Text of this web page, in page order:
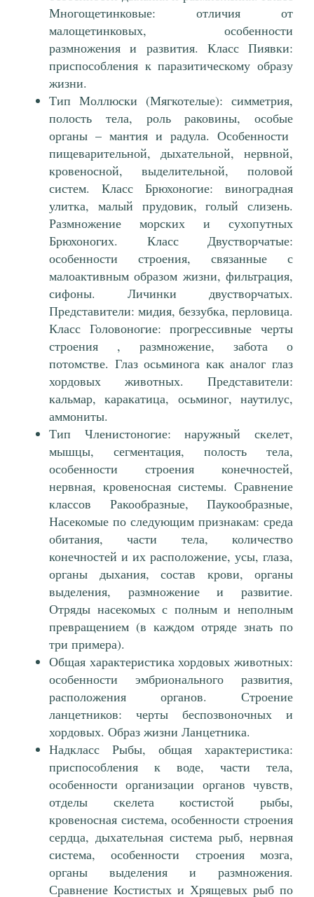
Многощетинковые: отличия от
малощетинковых, особенности
размножения и развития. Класс Пиявки:
приспособления к паразитическому образу
жизни.
Тип Моллюски (Мягкотелые): симметрия,
полость тела, роль раковины, особые
органы – мантия и радула. Особенности
пищеварительной, дыхательной, нервной,
кровеносной, выделительной, половой
систем. Класс Брюхоногие: виноградная
улитка, малый прудовик, голый слизень.
Размножение морских и сухопутных
Брюхоногих. Класс Двустворчатые:
особенности строения, связанные с
малоактивным образом жизни, фильтрация,
сифоны. Личинки двустворчатых.
Представители: мидия, беззубка, перловица.
Класс Головоногие: прогрессивные черты
строения , размножение, забота о
потомстве. Глаз осьминога как аналог глаз
хордовых животных. Представители:
кальмар, каракатица, осьминог, наутилус,
аммониты.
Тип Членистоногие: наружный скелет,
мышцы, сегментация, полость тела,
особенности строения конечностей,
нервная, кровеносная системы. Сравнение
классов Ракообразные, Паукообразные,
Насекомые по следующим признакам: среда
обитания, части тела, количество
конечностей и их расположение, усы, глаза,
органы дыхания, состав крови, органы
выделения, размножение и развитие.
Отряды насекомых с полным и неполным
превращением (в каждом отряде знать по
три примера).
Общая характеристика хордовых животных:
особенности эмбрионального развития,
расположения органов. Строение
ланцетников: черты беспозвоночных и
хордовых. Образ жизни Ланцетника.
Надкласс Рыбы, общая характеристика:
приспособления к воде, части тела,
особенности организации органов чувств,
отделы скелета костистой рыбы,
кровеносная система, особенности строения
сердца, дыхательная система рыб, нервная
система, особенности строения мозга,
органы выделения и размножения.
Сравнение Костистых и Хрящевых рыб по